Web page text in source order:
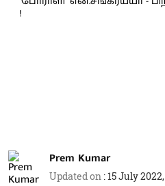
Prem Kumar
Updated on :15 July